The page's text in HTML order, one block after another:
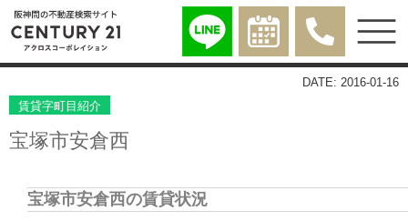
DATE: 2016-01-16
賃貸字町目紹介
宝塚市安倉西
宝塚市安倉西の賃貸状況